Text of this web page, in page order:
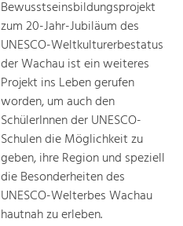
Bewusstseinsbildungsprojekt
zum 20-Jahr-Jubiläum des
UNESCO-Weltkulturerbestatus
der Wachau ist ein weiteres
Projekt ins Leben gerufen
worden, um auch den
SchülerInnen der UNESCO-
Schulen die Möglichkeit zu
geben, ihre Region und speziell
die Besonderheiten des
UNESCO-Welterbes Wachau
hautnah zu erleben.